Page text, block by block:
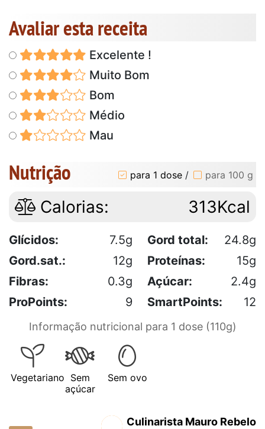
Avaliar esta receita
Excelente !
Muito Bom
Bom
Médio
Mau
Nutrição para 1 dose / para 100 g
Calorias: 313Kcal
Glícidos: 7.5g Gord total:
24.8g
Gord.sat.:
12g Proteínas:
15g
Fibras:
0.3g Açúcar:
2.4g
ProPoints:
9 SmartPoints: 12
Informação nutricional para 1 dose (110g)
Vegetariano Sem
açúcar
Sem ovo
Culinarista Mauro Rebelo